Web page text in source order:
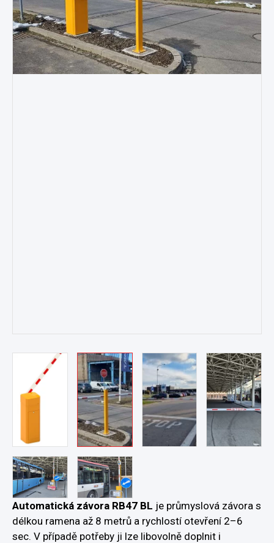
Automatická závora RB47 BL je průmyslová závora s
délkou ramena až 8 metrů a rychlostí otevření 2–6
sec. V případě potřeby ji lze libovolně doplnit i